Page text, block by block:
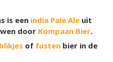
is een india Pale Ale uit
door Kompaan Bier.
blikjes of fusten bier in de